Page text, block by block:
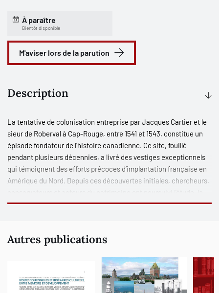
À paraître
Bientôt disponible
M'aviser lors de la parution
Description
La tentative de colonisation entreprise par Jacques Cartier et le
sieur de Roberval à Cap-Rouge, entre 1541 et 1543, constitue un
épisode fondateur de l’histoire canadienne. Ce site, fouillé
pendant plusieurs décennies, a livré des vestiges exceptionnels
qui témoignent des efforts précoces d’implantation française en
Amérique du Nord. Depuis ces découvertes initiales, chercheurs,
préservation et la valorisation de ce lieu emblématique. La
poursuivre les recherches sur ce site unique.
Cet ouvrage présente les plus récents résultats de recherche et
les nouvelles interprétations issues des fouilles, des analyses
scientifiques et des travaux interdisciplinaires. Il offre un regard
Autres publications